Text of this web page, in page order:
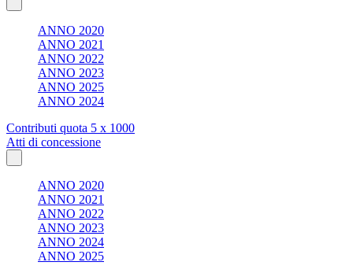
ANNO 2020
ANNO 2021
ANNO 2022
ANNO 2023
ANNO 2025
ANNO 2024
Contributi quota 5 x 1000
Atti di concessione
ANNO 2020
ANNO 2021
ANNO 2022
ANNO 2023
ANNO 2024
ANNO 2025